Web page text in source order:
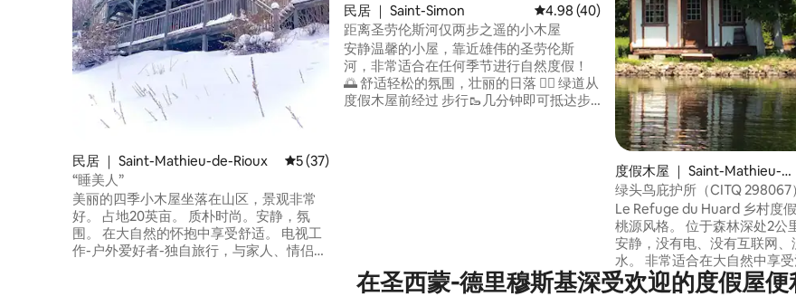
民居 ｜ Saint-Mathieu-de-Rioux 平均评分 5 分（满分 5 分），共 37 条评价
5 (37)
“睡美人”
美丽的四季小木屋坐落在山区，景观非常
好。 占地20英亩。 质朴时尚。安静，氛
围。 在大自然的怀抱中享受舒适。 电视工
作-户外爱好者-独自旅行，与家人、情侣或
民居 ｜ Saint-Simon 平均评分 4.98 分（满分 5 分），共 40 条评
4.98 (40)
距离圣劳伦斯河仅两步之遥的小木屋
安静温馨的小屋，靠近雄伟的圣劳伦斯
河，非常适合在任何季节进行自然度假！
🌅 舒适轻松的氛围，壮丽的日落 🚴‍♂️ 绿道从
度假木屋前经过 步行🥾几分钟即可抵达步
度假木屋 ｜ Saint-Mathieu-d
e-Rioux
绿头鸟庇护所（CITQ 298067）
Le Refuge du Huard 乡村度假木屋，世外
桃源风格。 位于森林深处2公里处，偏僻、
安静，没有电、没有互联网、
水。 非常适合在大自然中享受
独木舟、免费使用位于私人森
Sentiers Sylvestres（有巨大
在圣西蒙-德里穆斯基深受欢迎的度假屋便